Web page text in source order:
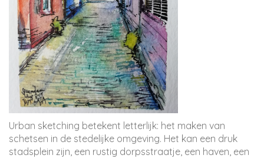
Urban sketching betekent letterlijk: het maken van
schetsen in de stedelijke omgeving. Het kan een druk
stadsplein zijn, een rustig dorpsstraatje, een haven, een